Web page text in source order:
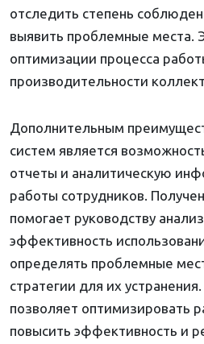
отследить степень
выявить проблемные места.
оптимизации процесса
производительности
Дополнительным
систем является
отчеты и аналитическую
работы сотрудников.
помогает руководству
эффективность
определять проблемные
стратегии для их
позволяет оптимизировать
повысить эффективность и